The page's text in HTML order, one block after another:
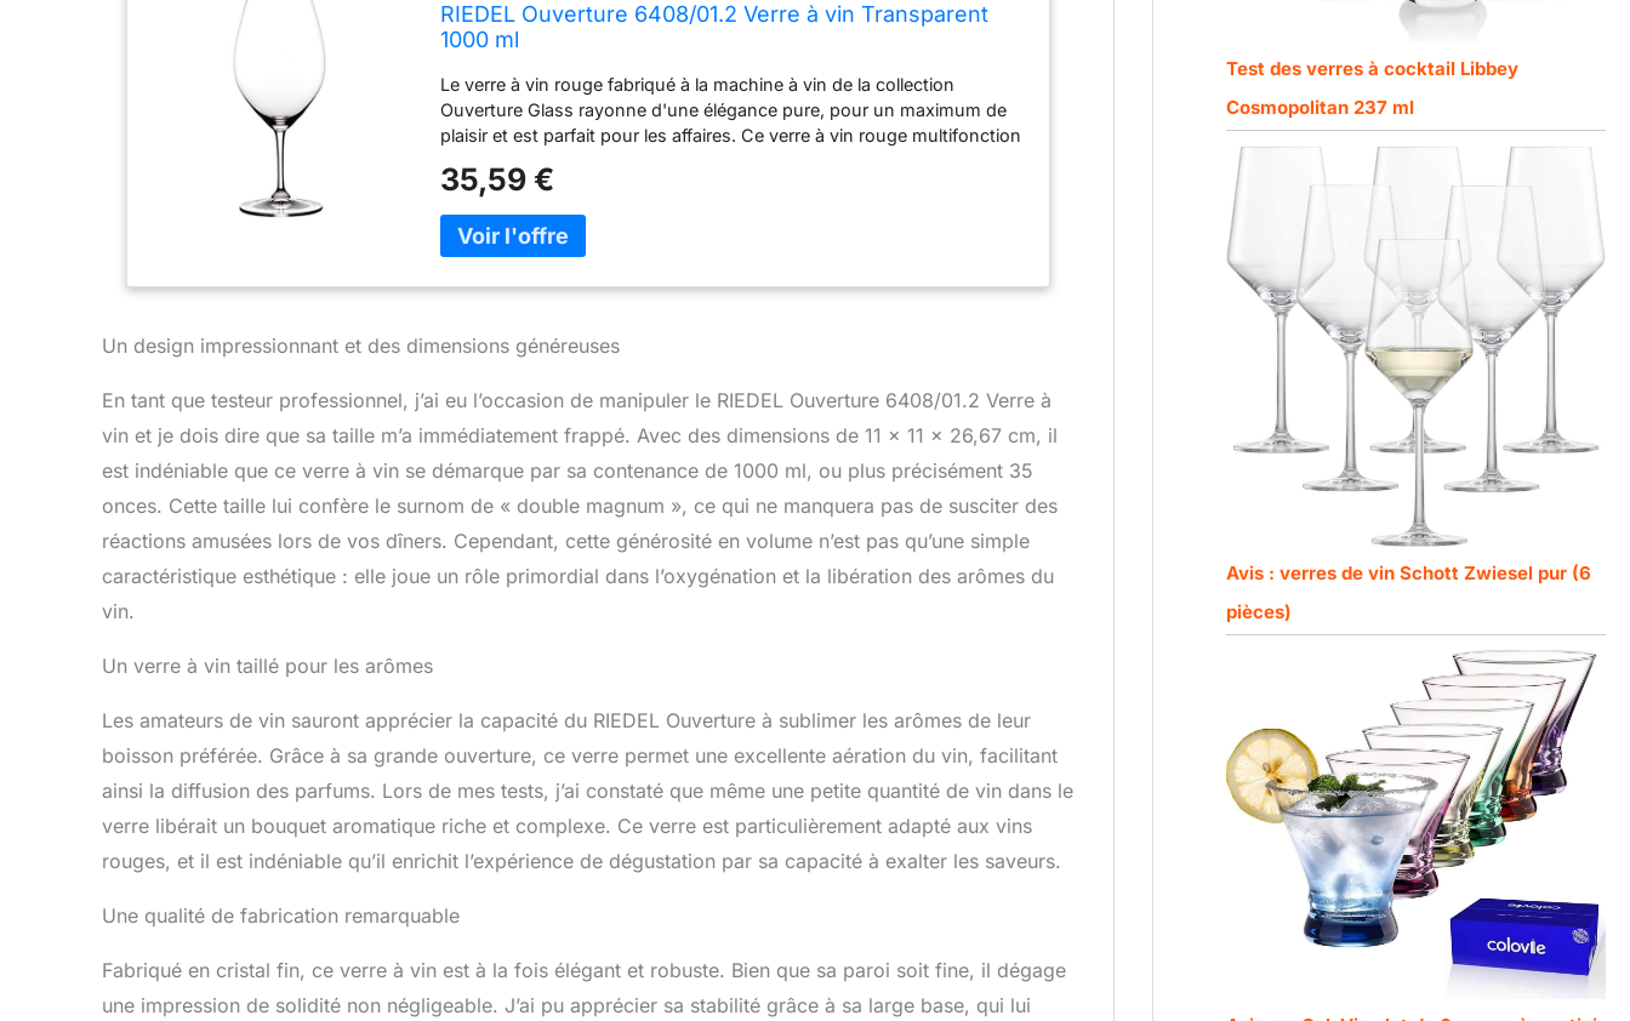
RIEDEL Ouverture 6408/01.2 Verre à vin Transparent
1000 ml
Le verre à vin rouge fabriqué à la machine à vin de la collection
Ouverture Glass rayonne d'une élégance pure, pour un maximum de
plaisir et est parfait pour les affaires. Ce verre à vin rouge multifonction
aromatiques. Il s'agit de la série d'entrée de gamme simple de Riedel
pour les clients qui apprécient le vin de bon rapport qualité/prix.
Capacité du verre : 1000 ml et hauteur du verre : 26 cm Composants
inclus : 2 verres à vin
35,59 €
Un design impressionnant et des dimensions généreuses
En tant que testeur professionnel, j’ai eu l’occasion de manipuler le RIEDEL Ouverture 6408/01.2 Verre à
vin et je dois dire que sa taille m’a immédiatement frappé. Avec des dimensions de 11 x 11 x 26,67 cm, il
est indéniable que ce verre à vin se démarque par sa contenance de 1000 ml, ou plus précisément 35
onces. Cette taille lui confère le surnom de « double magnum », ce qui ne manquera pas de susciter des
réactions amusées lors de vos dîners. Cependant, cette générosité en volume n’est pas qu’une simple
caractéristique esthétique : elle joue un rôle primordial dans l’oxygénation et la libération des arômes du
vin.
Un verre à vin taillé pour les arômes
Les amateurs de vin sauront apprécier la capacité du RIEDEL Ouverture à sublimer les arômes de leur
boisson préférée. Grâce à sa grande ouverture, ce verre permet une excellente aération du vin, facilitant
ainsi la diffusion des parfums. Lors de mes tests, j’ai constaté que même une petite quantité de vin dans le
verre libérait un bouquet aromatique riche et complexe. Ce verre est particulièrement adapté aux vins
rouges, et il est indéniable qu’il enrichit l’expérience de dégustation par sa capacité à exalter les saveurs.
Une qualité de fabrication remarquable
Fabriqué en cristal fin, ce verre à vin est à la fois élégant et robuste. Bien que sa paroi soit fine, il dégage
une impression de solidité non négligeable. J’ai pu apprécier sa stabilité grâce à sa large base, qui lui
Test des verres à cocktail Libbey
Cosmopolitan 237 ml
Avis : verres de vin Schott Zwiesel pur (6
pièces)